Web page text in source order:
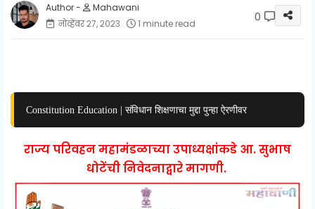
Mahawani
नोव्हेंबर २७, २०२३
1 minute read 0
Constitution Education | संविधान शिक्षणाचा मुद्दा पुन्हा ऐरणीवर
राज्य परिवहन महामंडळाच्या उपाध्यक्षांकडे आ. सुभाष
धोटेंची निवेदनाद्वारे मागणी.